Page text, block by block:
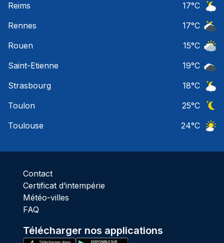
Reims
17°C
Rennes
17°C
Rouen
15°C
Saint-Etienne
19°C
Strasbourg
18°C
Toulon
25°C
Toulouse
24°C
Contact
Certificat d’intempérie
Météo-villes
FAQ
Télécharger nos applications